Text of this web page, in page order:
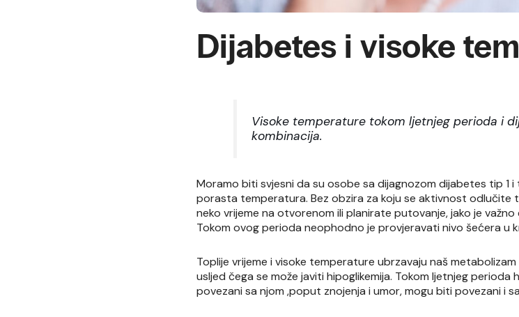
Dijabetes i visoke
Visoke temperature tokom ljetnjeg perioda i
kombinacija.
Moramo biti svjesni da su osobe sa dijagnozom dijabetes tip 1
porasta temperatura. Bez obzira za koju se aktivnost odlučite
neko vrijeme na otvorenom ili planirate putovanje, jako je
Tokom ovog perioda neophodno je provjeravati nivo šećera u
Toplije vrijeme i visoke temperature ubrzavaju naš
usljed čega se može javiti hipoglikemija. Tokom ljetnjeg
povezani sa njom ,poput znojenja i umor, mogu biti povezani i